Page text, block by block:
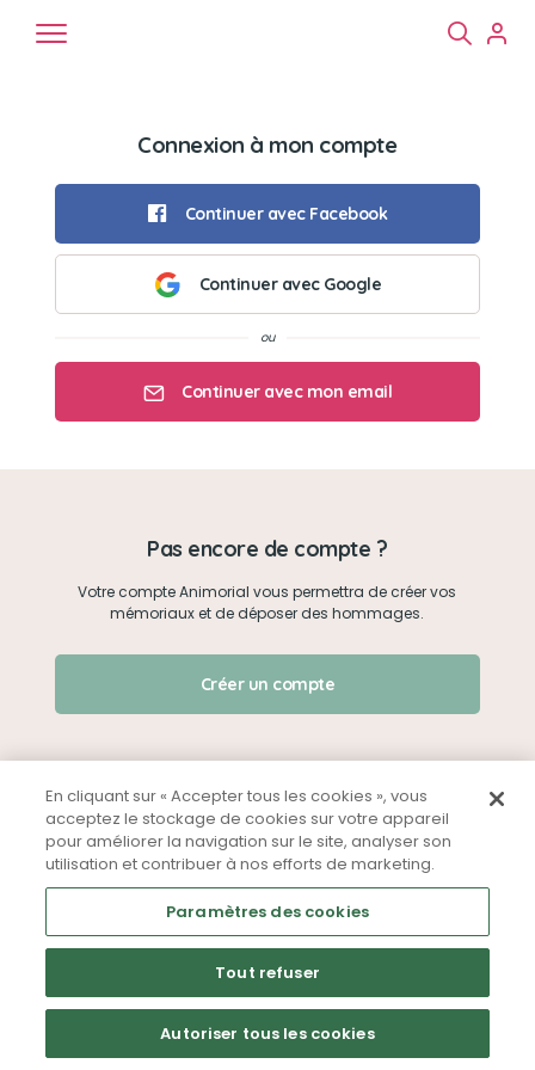
Chats
Créer un mémorial
Qui sommes-nous ?
Nous contacter
Partager sur Facebook
Connexion à mon compte
Continuer avec Facebook
Continuer avec Google
Continuer avec mon email
Je me connecte
Pas encore de compte ?
Votre compte Animorial vous permettra de créer vos
mémoriaux et de déposer des hommages.
Créer un compte
Mentions légales CGU Politique de confidentialité
En cliquant sur « Accepter tous les cookies », vous
acceptez le stockage de cookies sur votre appareil
pour améliorer la navigation sur le site, analyser son
utilisation et contribuer à nos efforts de marketing.
Paramètres des cookies
Tout refuser
Autoriser tous les cookies